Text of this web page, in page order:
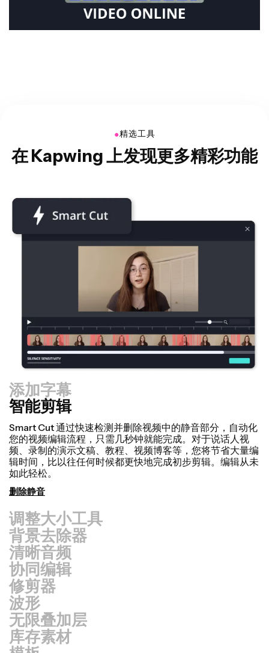
●精选工具
在 Kapwing 上发现更多精彩功能
添加字幕
智能剪辑
调整大小工具
背景去除器
清晰音频
协同编辑
修剪器
波形
无限叠加层
库存素材
模板